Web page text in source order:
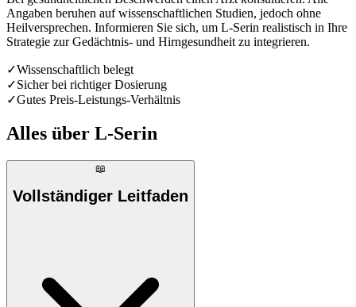
Angaben beruhen auf wissenschaftlichen Studien, jedoch ohne
Heilversprechen. Informieren Sie sich, um L-Serin realistisch in Ihre
Strategie zur Gedächtnis- und Hirngesundheit zu integrieren.
✓Wissenschaftlich belegt
✓Sicher bei richtiger Dosierung
✓Gutes Preis-Leistungs-Verhältnis
Alles über L-Serin
📖
Vollständiger Leitfaden